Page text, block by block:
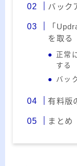
プロフィール
バック
「
を取る
正常
する
バッ
有料版
まとめ